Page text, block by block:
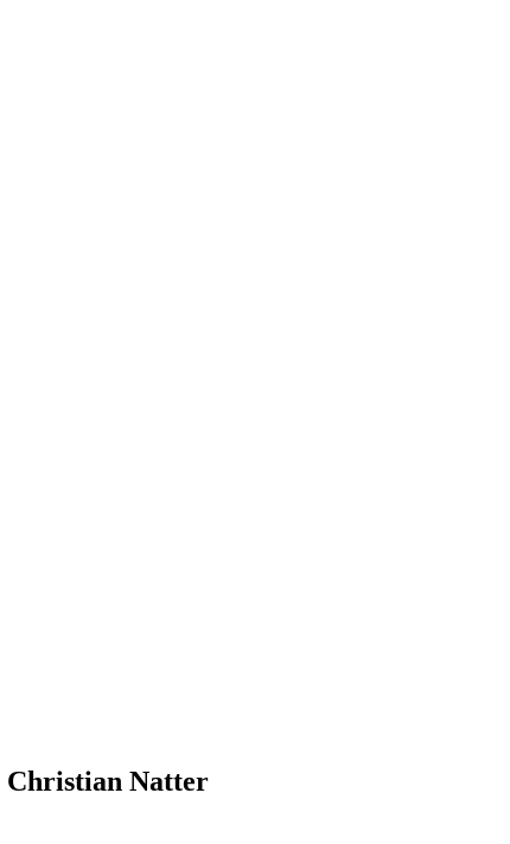
Christian Natter